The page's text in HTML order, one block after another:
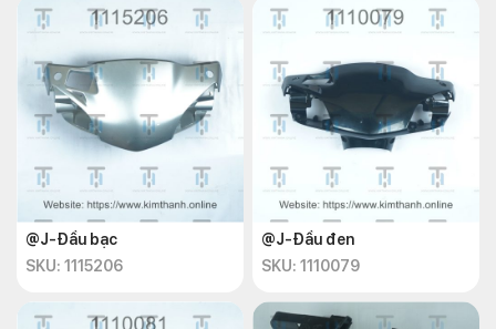
@J-Đầu bạc
SKU: 1115206
@J-Đầu đen
SKU: 1110079